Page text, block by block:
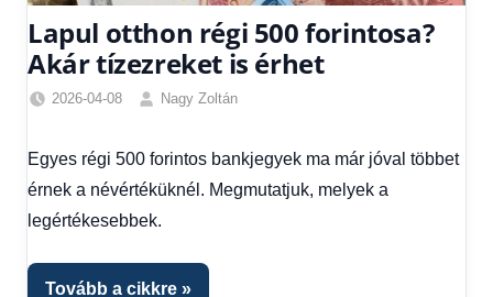
Lapul otthon régi 500 forintosa?
Akár tízezreket is érhet
2026-04-08
Nagy Zoltán
Gazdaság
Hírek,
Egyes régi 500 forintos bankjegyek ma már jóval többet
érnek a névértéküknél. Megmutatjuk, melyek a
legértékesebbek.
Tovább a cikkre